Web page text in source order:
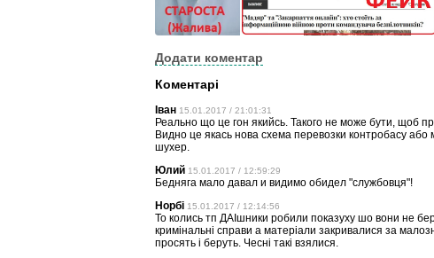
Додати коментар
Коментарі
Іван 15.01.2017 / 21:01:31
Реально що це гон якийсь. Такого не може бути, щоб
Видно це якась нова схема перевозки контробасу
шухер.
Юлий 15.01.2017 / 12:59:29
Бедняга мало давал и видимо обидел "службовця"!
Норбі 15.01.2017 / 12:14:56
То колись тп ДАІшники робили показуху шо вони не
кримінальні справи а матеріали закривалися за
просять і беруть. Чесні такі взялися.